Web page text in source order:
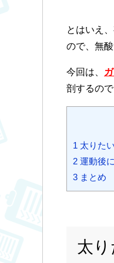
とはいえ
ので、無
今回は、
剖するの
1 太りた
2 運動後
3 まとめ
太